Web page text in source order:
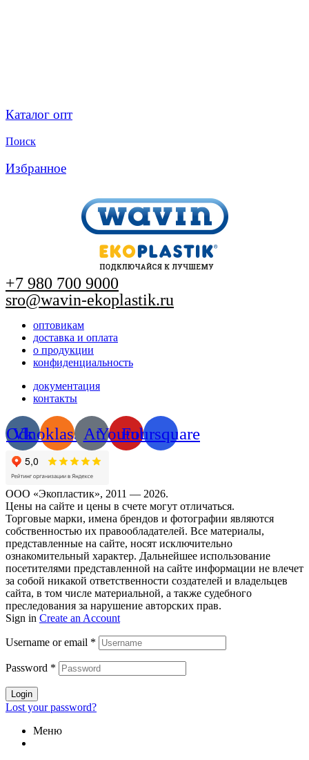
Каталог опт
Поиск
Избранное
+7 980 700 9000
sro@wavin-ekoplastik.ru
оптовикам
доставка и оплата
о продукции
конфиденциальность
документация
контакты
Vk
Odnoklassniki
AtYoutube
Foursquare
ООО «Экопластик», 2011 — 2026.
Цены на сайте и цены в счете могут отличаться.
Торговые марки, имена брендов и фотографии являются
собственностью их правообладателей. Все материалы,
представленные на сайте, носят исключительно
ознакомительный характер. Дальнейшее использование
посетителями представленной на сайте информации не влечет
за собой никакой ответственности создателей и владельцев
сайта, в том числе материальной, а также судебного
преследования за нарушение авторских прав.
Sign in Create an Account
Username or email *
Password *
Login
Lost your password?
Меню